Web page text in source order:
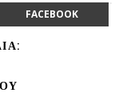
FACEBOOK